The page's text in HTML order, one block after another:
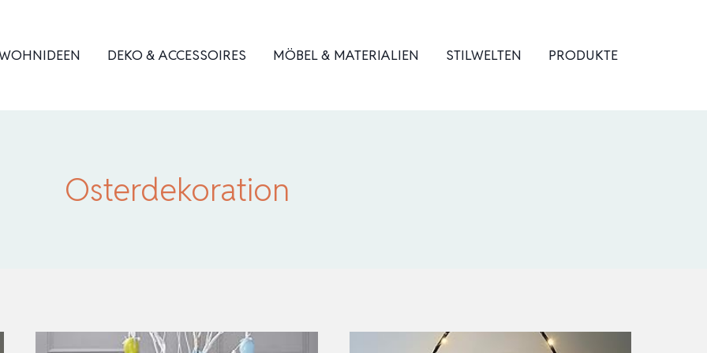
DEKO & ACCESSOIRES MÖBEL & MATERIALIEN STILWELTEN PRODUKTE
Osterdekoration